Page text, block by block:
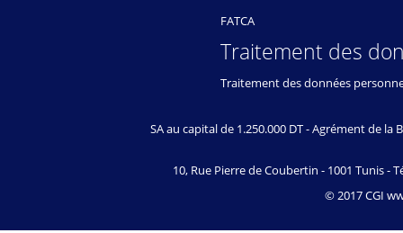
FATCA
Traitement des
Traitement des données
SA au capital de 1.250.000 DT - Agrément de la
10, Rue Pierre de Coubertin - 1001 Tunis -
© 2017 CGI